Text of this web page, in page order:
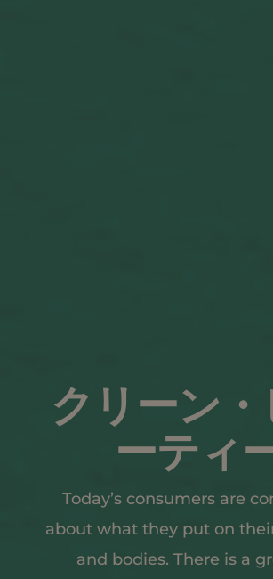
クリーン
ーティ
Today’s consumers are
about what they put on
and bodies. There is a